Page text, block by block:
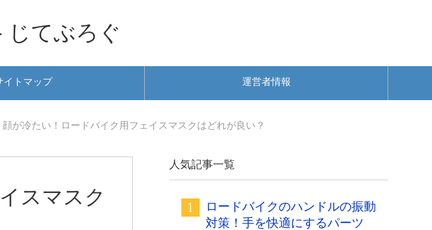
じてぶろぐ
イトマップ 運営者情報
顔が冷たい！ロードバイク用フェイスマスクはどれが良い？
スマスク
人気記事一覧
ロードバイクのハンドルの振動
対策！手を快適にするパーツ